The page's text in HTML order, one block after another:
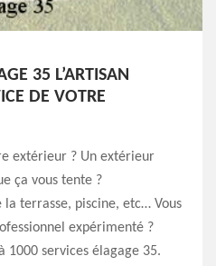
35 L’ARTISAN
DE VOTRE
extérieur ? Un extérieur
ça vous tente ?
terrasse, piscine, etc… Vous
expérimenté ?
1000 services élagage 35.